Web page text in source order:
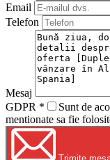
Email
Telefon
Mesaj
GDPR *
Sunt de
mentionate sa fie